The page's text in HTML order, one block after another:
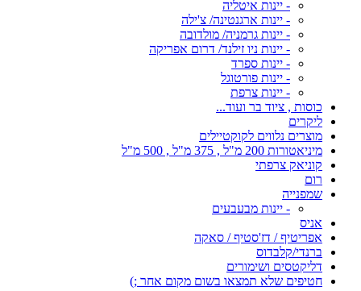
- יינות איטליה
- יינות ארגנטינה/ צ'ילה
- יינות גרמניה/ מולדובה
- יינות ניו זילנד/ דרום אפריקה
- יינות ספרד
- יינות פורטוגל
- יינות צרפת
כוסות , ציוד בר ועוד...
ליקרים
מוצרים נלווים לקוקטיילים
מיניאטורות 200 מ"ל , 375 מ"ל , 500 מ"ל
קוניאק צרפתי
רום
שמפנייה
- יינות מבעבעים
אניס
אפריטיף / דז'סטיף / סאקה
ברנדי/קלבדוס
דליקטסים ושימורים
חטיפים שלא תמצאו בשום מקום אחר ;)